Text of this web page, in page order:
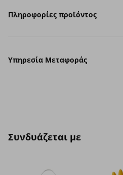
Πληροφορίες προϊόντος
Υπηρεσία Μεταφοράς
Συνδυάζεται με